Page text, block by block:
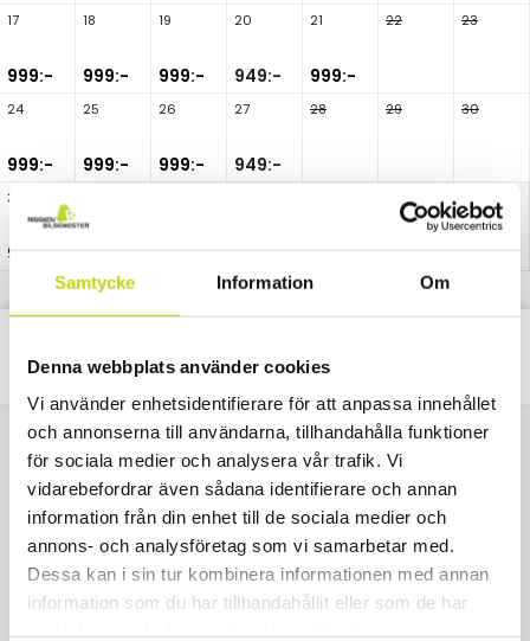
Samtycke Information Om
Denna webbplats använder cookies
Vi använder enhetsidentifierare för att anpassa innehållet
och annonserna till användarna, tillhandahålla funktioner
för sociala medier och analysera vår trafik. Vi
vidarebefordrar även sådana identifierare och annan
information från din enhet till de sociala medier och
annons- och analysföretag som vi samarbetar med.
Dessa kan i sin tur kombinera informationen med annan
information som du har tillhandahållit eller som de har
17
999:-
18
999:-
19
999:-
20
949:-
21
999:-
22 23
24
999:-
25
999:-
26
999:-
27
949:-
28 29 30
31
999:-
Classic
Kontakta oss
040 611 6130
kontakt@risskov.se
Våra öppetider är: